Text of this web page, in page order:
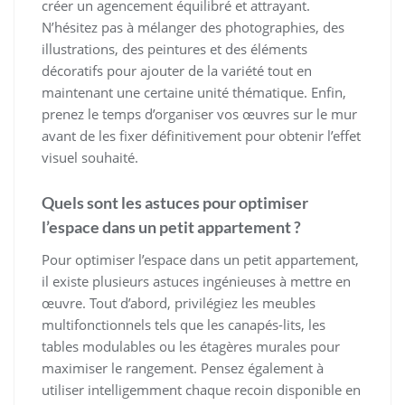
créer un agencement équilibré et attrayant.
N’hésitez pas à mélanger des photographies, des
illustrations, des peintures et des éléments
décoratifs pour ajouter de la variété tout en
maintenant une certaine unité thématique. Enfin,
prenez le temps d’organiser vos œuvres sur le mur
avant de les fixer définitivement pour obtenir l’effet
visuel souhaité.
Quels sont les astuces pour optimiser
l’espace dans un petit appartement ?
Pour optimiser l’espace dans un petit appartement,
il existe plusieurs astuces ingénieuses à mettre en
œuvre. Tout d’abord, privilégiez les meubles
multifonctionnels tels que les canapés-lits, les
tables modulables ou les étagères murales pour
maximiser le rangement. Pensez également à
utiliser intelligemment chaque recoin disponible en